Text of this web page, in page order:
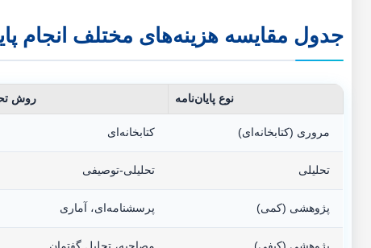
جدول مقایسه هزینه‌های مختلف انجام
نوع پایان‌نامه روش
مروری (کتابخانه‌ای) کتابخانه‌ای
تحلیلی تحلیلی-توصیفی
پژوهشی (کمی) پرسشنامه‌ای، آماری